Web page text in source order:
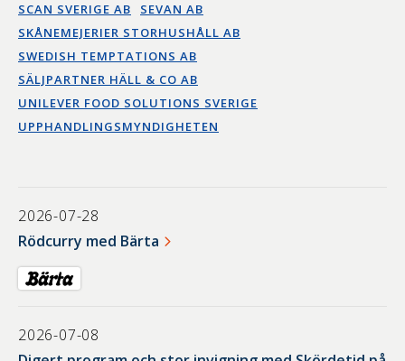
SCAN SVERIGE AB
SEVAN AB
SKÅNEMEJERIER STORHUSHÅLL AB
SWEDISH TEMPTATIONS AB
SÄLJPARTNER HÄLL & CO AB
UNILEVER FOOD SOLUTIONS SVERIGE
UPPHANDLINGSMYNDIGHETEN
2026-07-28
Rödcurry med Bärta
2026-07-08